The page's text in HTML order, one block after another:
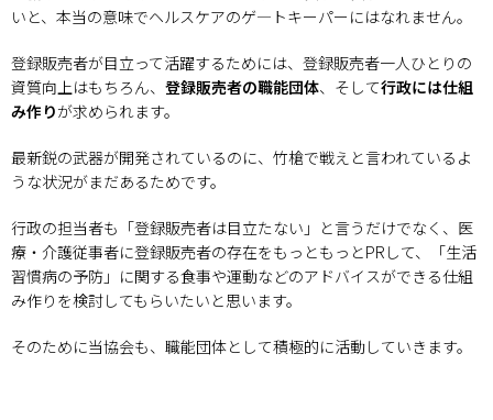
いと、本当の意味でヘルスケアのゲ―トキーパーにはなれません。
登録販売者が目立って活躍するためには、登録販売者一人ひとりの
資質向上はもちろん、 登録販売者の職能団体、そして行政には仕組
み作りが求められます。
最新鋭の武器が開発されているのに、竹槍で戦えと言われているよ
うな状況がまだあるためです。
行政の担当者も「登録販売者は目立たない」と言うだけでなく、医
療・介護従事者に登録販売者の存在をもっともっとPRして、「生活
習慣病の予防」に関する食事や運動などのアドバイスができる仕組
み作りを検討してもらいたいと思います。
そのために当協会も、職能団体として積極的に活動していきます。